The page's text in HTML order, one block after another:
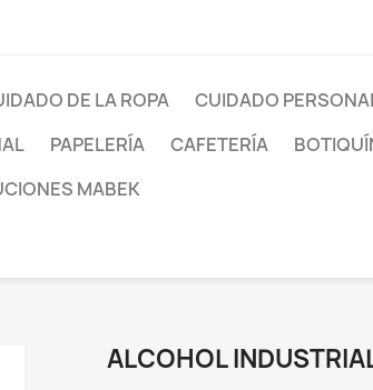
DE LA ROPA CUIDADO
PAPELERÍA CAFETERÍA
MABEK
ALCOHOL